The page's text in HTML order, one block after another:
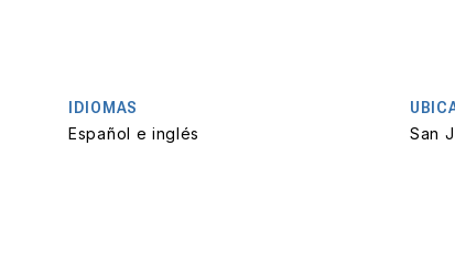
IDIOMAS
Español e inglés San